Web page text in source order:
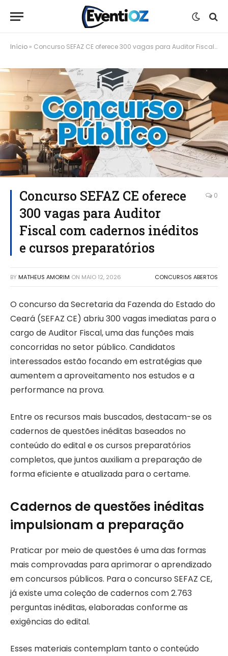
Início » Concurso SEFAZ CE oferece 300 vagas para Auditor Fiscal com cadernos inéditos e cursos preparatórios
Concurso SEFAZ CE oferece
300 vagas para Auditor
Fiscal com cadernos inéditos
e cursos preparatórios
0
BY MATHEUS AMORIM ON MAIO 12, 2026 CONCURSOS ABERTOS
O concurso da Secretaria da Fazenda do Estado do
Ceará (SEFAZ CE) abriu 300 vagas imediatas para o
cargo de Auditor Fiscal, uma das funções mais
concorridas no setor público. Candidatos
interessados estão focando em estratégias que
aumentem a aproveitamento nos estudos e a
performance na prova.
Entre os recursos mais buscados, destacam-se os
cadernos de questões inéditas baseados no
conteúdo do edital e os cursos preparatórios
completos, que juntos auxiliam a preparação de
forma eficiente e atualizada para o certame.
Cadernos de questões inéditas
impulsionam a preparação
Praticar por meio de questões é uma das formas
mais comprovadas para aprimorar o aprendizado
em concursos públicos. Para o concurso SEFAZ CE,
já existe uma coleção de cadernos com 2.763
perguntas inéditas, elaboradas conforme as
exigências do edital.
Esses materiais contemplam tanto o conteúdo